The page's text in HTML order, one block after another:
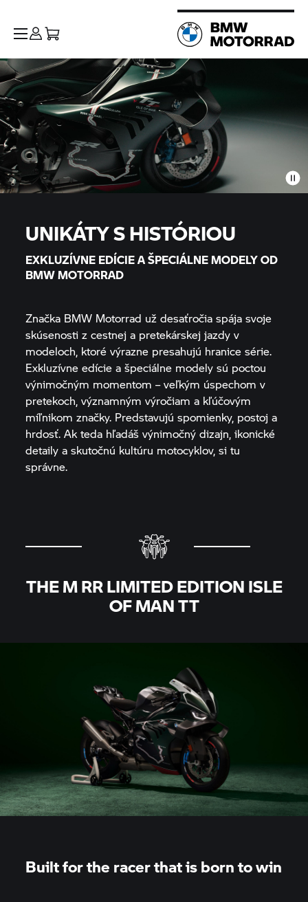
UNIKÁTY S HISTÓRIOU
EXKLUZÍVNE EDÍCIE A ŠPECIÁLNE MODELY OD
BMW MOTORRAD
Značka BMW Motorrad už desaťročia spája svoje
skúsenosti z cestnej a pretekárskej jazdy v
modeloch, ktoré výrazne presahujú hranice série.
Exkluzívne edície a špeciálne modely sú poctou
výnimočným momentom – veľkým úspechom v
pretekoch, významným výročiam a kľúčovým
míľnikom značky. Predstavujú spomienky, postoj a
hrdosť. Ak teda hľadáš výnimočný dizajn, ikonické
detaily a skutočnú kultúru motocyklov, si tu
správne.
THEM RRLIMITED EDITION ISLE
OF MAN TT
Built for the racer that is born to win